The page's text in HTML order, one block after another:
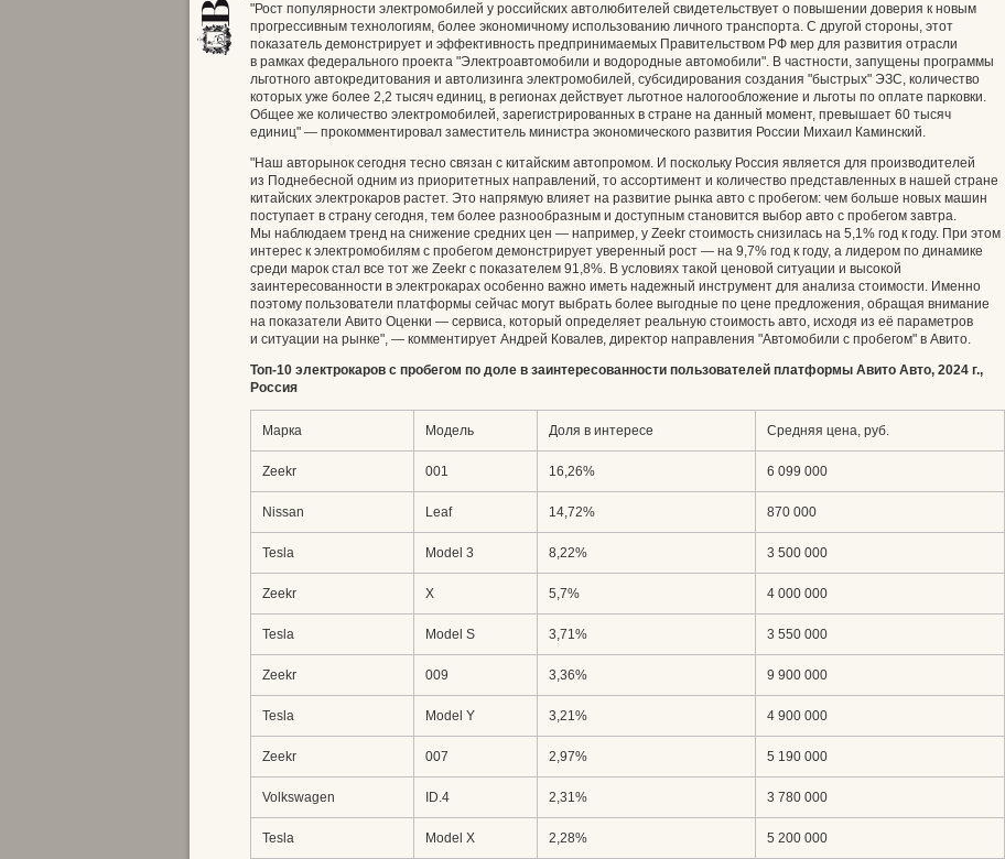
"Рост популярности электромобилей у российских автолюбителей свидетельствует о повышении доверия к новым
прогрессивным технологиям, более экономичному использованию личного транспорта. С другой стороны, этот
показатель демонстрирует и эффективность предпринимаемых Правительством РФ мер для развития отрасли
в рамках федерального проекта "Электроавтомобили и водородные автомобили". В частности, запущены программы
льготного автокредитования и автолизинга электромобилей, субсидирования создания "быстрых" ЭЗС, количество
которых уже более 2,2 тысяч единиц, в регионах действует льготное налогообложение и льготы по оплате парковки.
Общее же количество электромобилей, зарегистрированных в стране на данный момент, превышает 60 тысяч
единиц" — прокомментировал заместитель министра экономического развития России Михаил Каминский.
"Наш авторынок сегодня тесно связан с китайским автопромом. И поскольку Россия является для производителей
из Поднебесной одним из приоритетных направлений, то ассортимент и количество представленных в нашей стране
китайских электрокаров растет. Это напрямую влияет на развитие рынка авто с пробегом: чем больше новых машин
поступает в страну сегодня, тем более разнообразным и доступным становится выбор авто с пробегом завтра.
Мы наблюдаем тренд на снижение средних цен — например, у Zeekr стоимость снизилась на 5,1% год к году. При этом
интерес к электромобилям с пробегом демонстрирует уверенный рост — на 9,7% год к году, а лидером по динамике
среди марок стал все тот же Zeekr с показателем 91,8%. В условиях такой ценовой ситуации и высокой
заинтересованности в электрокарах особенно важно иметь надежный инструмент для анализа стоимости. Именно
поэтому пользователи платформы сейчас могут выбрать более выгодные по цене предложения, обращая внимание
на показатели Авито Оценки — сервиса, который определяет реальную стоимость авто, исходя из её параметров
и ситуации на рынке", — комментирует Андрей Ковалев, директор направления "Автомобили с пробегом" в Авито.
Топ-10 электрокаров с пробегом по доле в заинтересованности пользователей платформы Авито Авто, 2024 г.,
Россия
Марка Модель Доля в интересе Средняя цена, руб.
Zeekr 001 16,26% 6 099 000
Nissan Leaf 14,72% 870 000
Tesla Model 3 8,22% 3 500 000
Zeekr X 5,7% 4 000 000
Tesla Model S 3,71% 3 550 000
Zeekr 009 3,36% 9 900 000
Tesla Model Y 3,21% 4 900 000
Zeekr 007 2,97% 5 190 000
Volkswagen ID.4 2,31% 3 780 000
Tesla Model X 2,28% 5 200 000